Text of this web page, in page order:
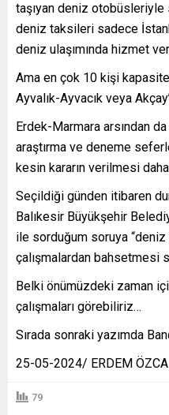
taşıyan deniz otobüsleriyle
deniz taksileri sadece
deniz ulaşımında hizmet
Ama en çok 10 kişi
Ayvalık-Ayvacık veya
Erdek-Marmara arsından
araştırma ve deneme
kesin kararın verilmesi
Seçildiği günden itibaren
Balıkesir Büyükşehir
ile sorduğum soruya
çalışmalardan bahsetmesi
Belki önümüzdeki zaman
çalışmaları görebiliriz…
Sırada sonraki yazımda
25-05-2024/ ERDEM
79